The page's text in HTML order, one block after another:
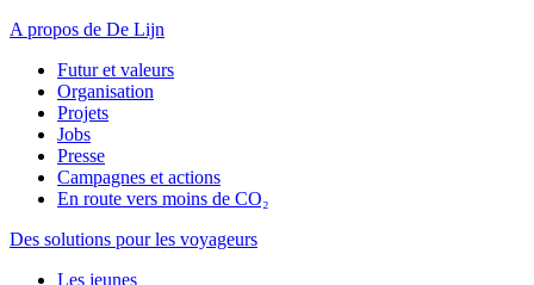
A propos de De Lijn
Futur et valeurs
Organisation
Projets
Jobs
Presse
Campagnes et actions
En route vers moins de CO₂
Des solutions pour les voyageurs
Les jeunes